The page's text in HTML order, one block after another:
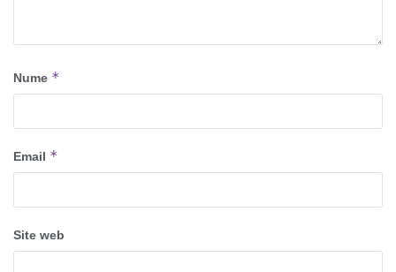
Nume *
Email *
Site web